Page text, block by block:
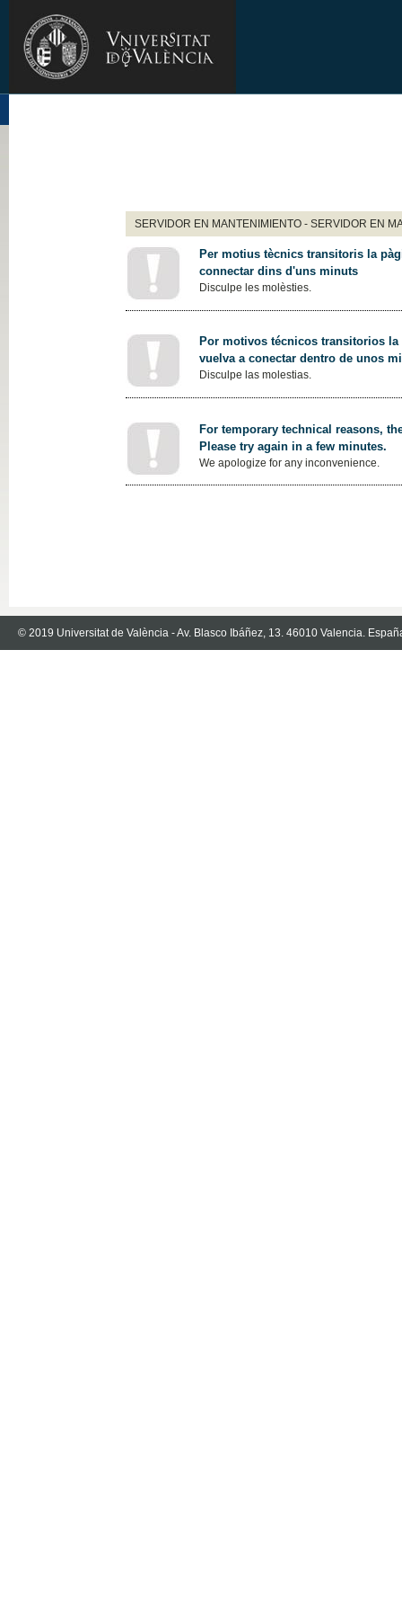
SERVIDOR EN MANTENIMIENTO - SERVIDOR EN
Per motius tècnics transitoris la
connectar dins d'uns minuts
Disculpe les molèsties.
Por motivos técnicos transitorios
vuelva a conectar dentro de unos
Disculpe las molestias.
For temporary technical reasons,
Please try again in a few minutes.
We apologize for any inconvenience.
© 2019 Universitat de València - Av. Blasco Ibáñez, 13. 46010 Valencia.